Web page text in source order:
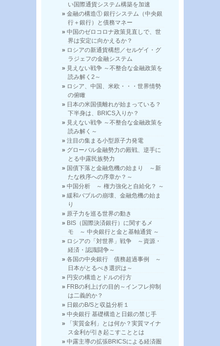
い国際通貨システム構築を加速
金融の構造① 銀行システム（中央銀
行＋銀行）と債務マネー
中国のゼロコロナ政策見直しで、世
界は安定に向かえるか？
ロシアの新通貨構想／セルゲイ・グ
ラジェフの金融システム
見えない戦争 ～不整合な金融政策を
読み解く2～
ロシア、中国、米欧・・・世界情勢
の俯瞰
日本の米国債離れが始まっている？
下半身は、BRICS入りか？
見えない戦争 ～不整合な金融政策を
読み解く～
注目の集まる小型原子力発電
グローバル金融勢力の殿戦、逆手に
とる中露民族勢力
国債下落と金融危機の始まり ～新
たな秩序への序章か？～
中国分析 ～ 権力強化と自給化？ ～
緩和バブルの崩壊、金融危機の始ま
り
原子力を巡る世界の動き
BIS（国際決済銀行）に関するメ
モ ～ 中央銀行と金と基軸通貨 ～
ロシアの「対世界」戦争 ～資源・
経済・認識闘争～
各国の中央銀行 債務超過事例 ～
日本がとるべき選択は～
円安の構造とドルの行方
FRBの利上げの目的～インフレ抑制
は二義的か？
日銀のB/Sと収益分析１
中央銀行 基礎構造と日銀の禁じ手
「実質金利」とは何か？実質マイナ
ス金利が引き起こすこととは
中露主導の拡張BRICSによる経済圏